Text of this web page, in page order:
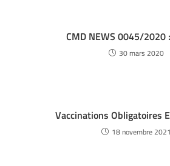
CMD NEWS 0045/2020
30 mars 2020
Vaccinations Obligatoires
18 novembre 2021